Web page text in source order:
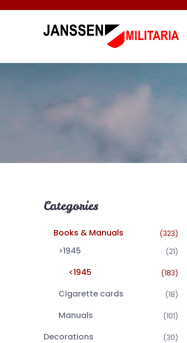
Categories
Books & Manuals (323)
>1945 (21)
<1945 (183)
Cigarette cards (18)
Manuals (101)
Decorations (30)